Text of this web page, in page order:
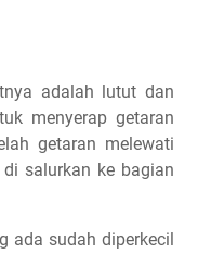
adalah lutut dan
menyerap getaran
getaran melewati
salurkan ke bagian
ada sudah diperkecil